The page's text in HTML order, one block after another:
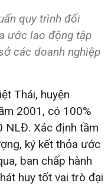
quy trình đối
ước lao động tập
các doanh nghiệp
Thái, huyện
2001, có 100%
NLĐ. Xác định tầm
ký kết thỏa ước
ban chấp hành
huy tốt vai trò đại